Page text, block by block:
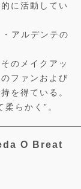
に活動してい
アルデンテの
のメイクアッ
ファンおよび
を得ている。
らかく”。
O Breat